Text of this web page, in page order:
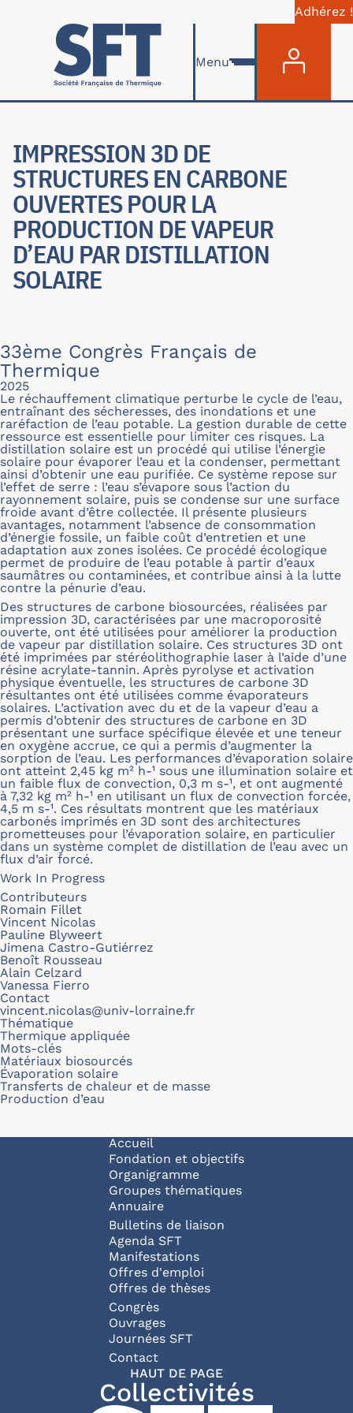
Aller au contenu principal
Adhérez !
Menu
IMPRESSION 3D DE
STRUCTURES EN CARBONE
OUVERTES POUR LA
PRODUCTION DE VAPEUR
D’EAU PAR DISTILLATION
SOLAIRE
33ème Congrès Français de
Thermique
2025
Le réchauffement climatique perturbe le cycle de l’eau,
entraînant des sécheresses, des inondations et une
raréfaction de l’eau potable. La gestion durable de cette
ressource est essentielle pour limiter ces risques. La
distillation solaire est un procédé qui utilise l’énergie
solaire pour évaporer l’eau et la condenser, permettant
ainsi d’obtenir une eau purifiée. Ce système repose sur
l’effet de serre : l’eau s’évapore sous l’action du
rayonnement solaire, puis se condense sur une surface
froide avant d’être collectée. Il présente plusieurs
avantages, notamment l’absence de consommation
d’énergie fossile, un faible coût d’entretien et une
adaptation aux zones isolées. Ce procédé écologique
permet de produire de l’eau potable à partir d’eaux
saumâtres ou contaminées, et contribue ainsi à la lutte
contre la pénurie d’eau.
Des structures de carbone biosourcées, réalisées par
impression 3D, caractérisées par une macroporosité
ouverte, ont été utilisées pour améliorer la production
de vapeur par distillation solaire. Ces structures 3D ont
été imprimées par stéréolithographie laser à l’aide d’une
résine acrylate-tannin. Après pyrolyse et activation
physique éventuelle, les structures de carbone 3D
résultantes ont été utilisées comme évaporateurs
solaires. L’activation avec du et de la vapeur d’eau a
permis d’obtenir des structures de carbone en 3D
présentant une surface spécifique élevée et une teneur
en oxygène accrue, ce qui a permis d’augmenter la
sorption de l’eau. Les performances d’évaporation solaire
ont atteint 2,45 kg m² h-¹ sous une illumination solaire et
un faible flux de convection, 0,3 m s-¹, et ont augmenté
à 7,32 kg m² h-¹ en utilisant un flux de convection forcée,
4,5 m s-¹. Ces résultats montrent que les matériaux
carbonés imprimés en 3D sont des architectures
prometteuses pour l’évaporation solaire, en particulier
dans un système complet de distillation de l’eau avec un
flux d’air forcé.
Work In Progress
Contributeurs
Romain Fillet
Vincent Nicolas
Pauline Blyweert
Jimena Castro-Gutiérrez
Benoît Rousseau
Alain Celzard
Vanessa Fierro
Contact
vincent.nicolas@univ-lorraine.fr
Thématique
Thermique appliquée
Mots-clés
Matériaux biosourcés
Évaporation solaire
Transferts de chaleur et de masse
Production d’eau
Navigation principale
Accueil
Fondation et objectifs
Organigramme
Groupes thématiques
Annuaire
Bulletins de liaison
Agenda SFT
Manifestations
Offres d'emploi
Offres de thèses
Congrès
Ouvrages
Journées SFT
Pied de page
Contact
HAUT DE PAGE
Collectivités